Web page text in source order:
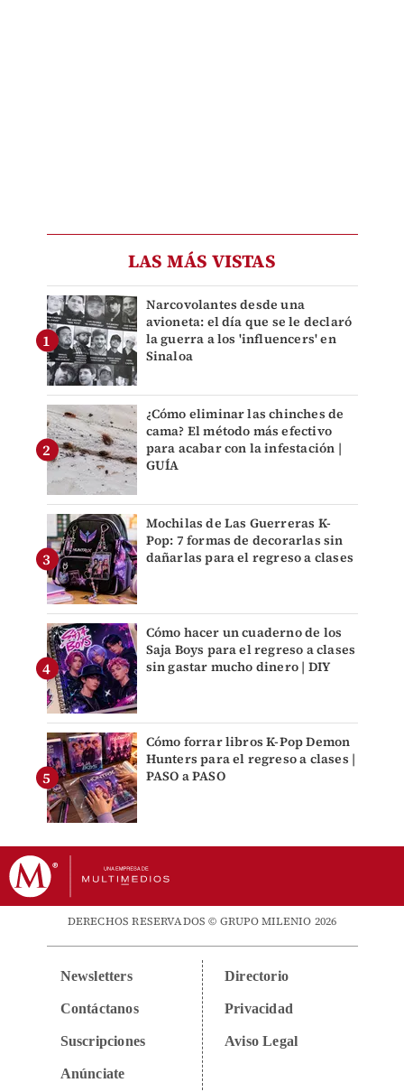
LAS MÁS VISTAS
Narcovolantes desde una
avioneta: el día que se le declaró
la guerra a los 'influencers' en
Sinaloa
¿Cómo eliminar las chinches de
cama? El método más efectivo
para acabar con la infestación |
GUÍA
Mochilas de Las Guerreras K-
Pop: 7 formas de decorarlas sin
dañarlas para el regreso a clases
Cómo hacer un cuaderno de los
Saja Boys para el regreso a clases
sin gastar mucho dinero | DIY
Cómo forrar libros K-Pop Demon
Hunters para el regreso a clases |
PASO a PASO
DERECHOS RESERVADOS © GRUPO MILENIO 2026
Newsletters
Contáctanos
Suscripciones
Anúnciate
Directorio
Privacidad
Aviso Legal